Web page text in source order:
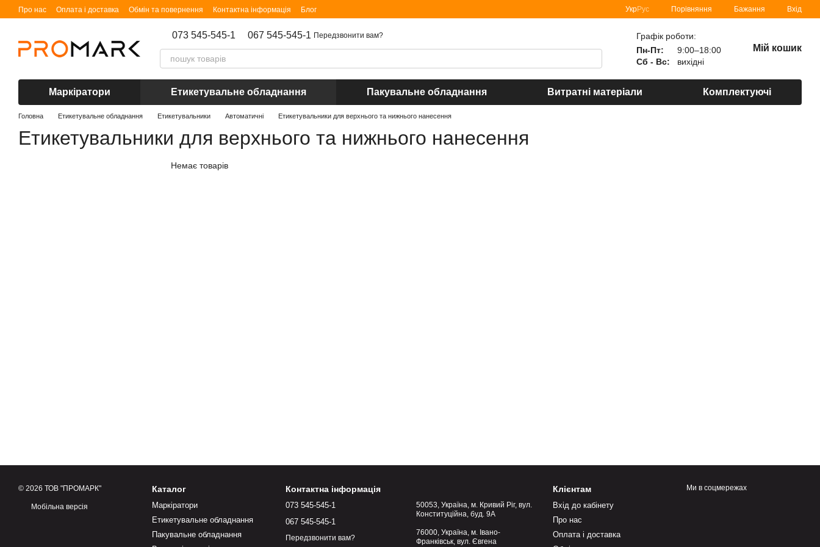
Перейти до основного контенту
Про нас Оплата і доставка Обмін та повернення Контактна інформація Блог УкрРус Порівняння Бажання Вхід
073 545-545-1 067 545-545-1 Передзвонити вам?
Графік роботи:
Пн-Пт:
9:00–18:00
Сб - Вс:
вихідні
Мій кошик
Маркіратори Етикетувальне обладнання Пакувальне обладнання Витратні матеріали Комплектуючі
Головна Етикетувальне обладнання Етикетувальники Автоматичні Етикетувальники для верхнього та нижнього нанесення
Етикетувальники для верхнього та нижнього нанесення
Немає товарів
© 2026 ТОВ "ПРОМАРК"
Мобільна версія
Каталог
Маркіратори
Етикетувальне обладнання
Пакувальне обладнання
Контактна інформація
073 545-545-1
067 545-545-1
Передзвонити вам?
50053, Україна, м. Кривий Ріг, вул.
Конституційна, буд. 9А
76000, Україна, м. Івано-
Франківськ, вул. Євгена
Клієнтам
Вхід до кабінету
Про нас
Оплата і доставка
Ми в соцмережах